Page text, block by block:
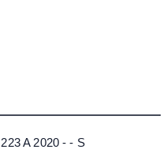
A 2020 - - S